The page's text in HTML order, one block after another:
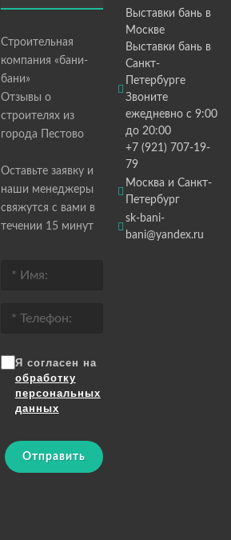
Строительная
компания «бани-
бани»
Отзывы о
строителях из
города Пестово
Оставьте заявку и
наши менеджеры
свяжутся с вами в
течении 15 минут
Я согласен на
обработку
персональных
данных
Отправить
Выставки бань в
Москве
Выставки бань в
Санкт-
Петербурге
Звоните
ежедневно с 9:00
до 20:00
+7 (921) 707-19-
79
Москва и Санкт-
Петербург
sk-bani-
bani@yandex.ru